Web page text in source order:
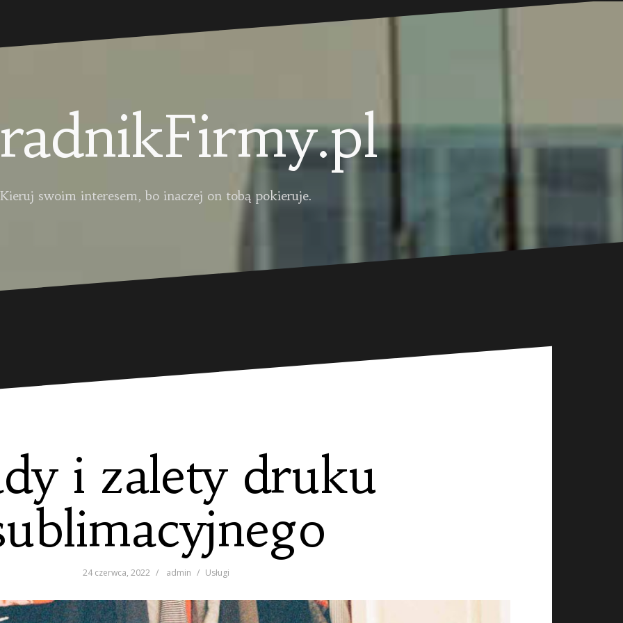
Kieruj swoim interesem, bo inaczej on tobą pokieruje.
i zalety druku
24 czerwca, 2022 admin Usługi